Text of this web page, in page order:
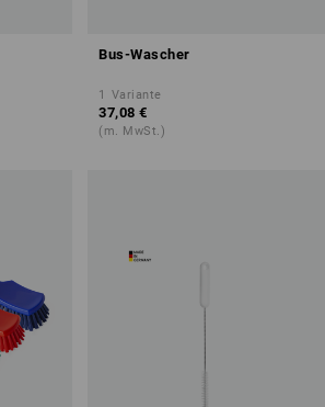
Bus-Wascher
1 Variante
37,08 €
(m. MwSt.)